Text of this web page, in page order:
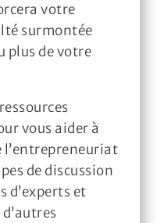
votre
surmontée
plus de votre
vous aider à
l’entrepreneuriat
de discussion
d’experts et